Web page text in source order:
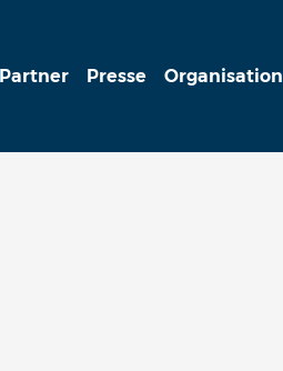
Partner Presse Organisation